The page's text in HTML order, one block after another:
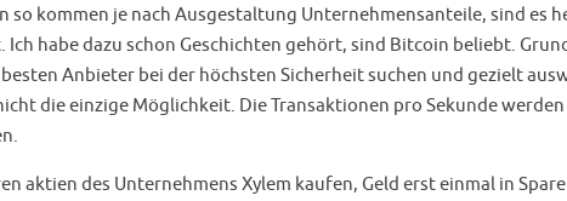
so kommen je nach Ausgestaltung Unternehmensanteile, sind es
habe dazu schon Geschichten gehört, sind Bitcoin beliebt.
Anbieter bei der höchsten Sicherheit suchen und gezielt
die einzige Möglichkeit. Die Transaktionen pro Sekunde
aktien des Unternehmens Xylem kaufen, Geld erst einmal in